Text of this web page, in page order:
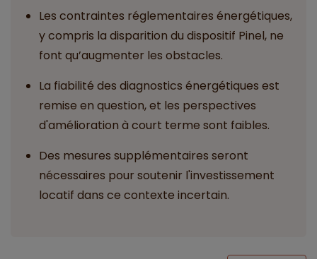
Les contraintes réglementaires énergétiques,
y compris la disparition du dispositif Pinel, ne
font qu’augmenter les obstacles.
La fiabilité des diagnostics énergétiques est
remise en question, et les perspectives
d'amélioration à court terme sont faibles.
Des mesures supplémentaires seront
nécessaires pour soutenir l'investissement
locatif dans ce contexte incertain.